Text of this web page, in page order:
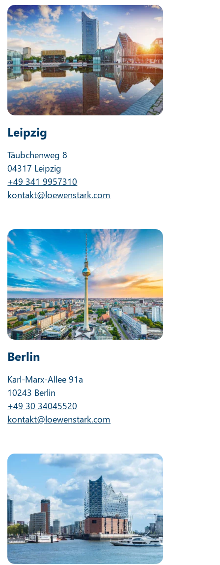
Leipzig
Täubchenweg 8
04317 Leipzig
+49 341 9957310
kontakt@loewenstark.com
Berlin
Karl-Marx-Allee 91a
10243 Berlin
+49 30 34045520
kontakt@loewenstark.com